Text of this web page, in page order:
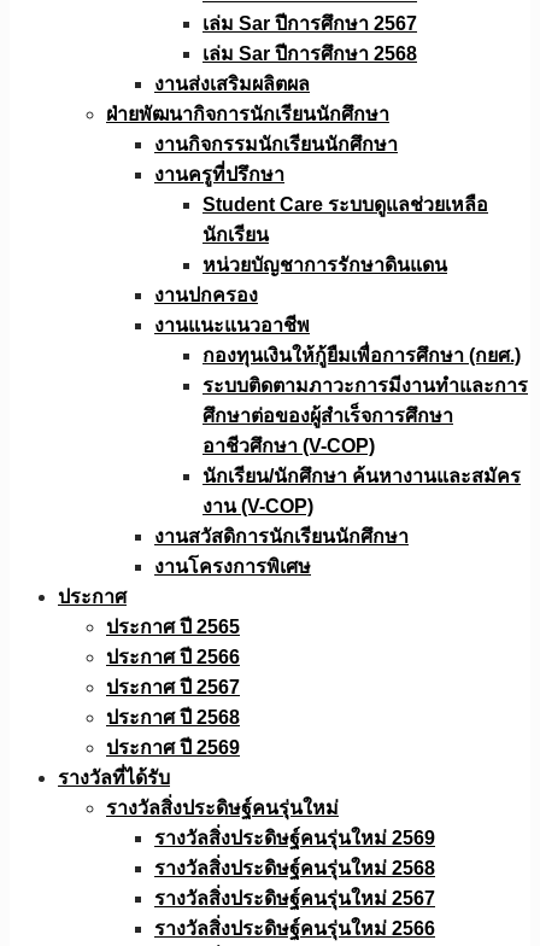
เล่ม Sar ปีการศึกษา 2567
เล่ม Sar ปีการศึกษา 2568
งานส่งเสริมผลิตผล
ฝ่ายพัฒนากิจการนักเรียนนักศึกษา
งานกิจกรรมนักเรียนนักศึกษา
งานครูที่ปรึกษา
Student Care ระบบดูแลช่วยเหลือ
นักเรียน
หน่วยบัญชาการรักษาดินแดน
งานปกครอง
งานแนะแนวอาชีพ
กองทุนเงินให้กู้ยืมเพื่อการศึกษา (กยศ.)
ระบบติดตามภาวะการมีงานทำและการ
ศึกษาต่อของผู้สำเร็จการศึกษา
อาชีวศึกษา (V-COP)
นักเรียน/นักศึกษา ค้นหางานและสมัคร
งาน (V-COP)
งานสวัสดิการนักเรียนนักศึกษา
งานโครงการพิเศษ
ประกาศ
ประกาศ ปี 2565
ประกาศ ปี 2566
ประกาศ ปี 2567
ประกาศ ปี 2568
ประกาศ ปี 2569
รางวัลที่ได้รับ
รางวัลสิ่งประดิษฐ์คนรุ่นใหม่
รางวัลสิ่งประดิษฐ์คนรุ่นใหม่ 2569
รางวัลสิ่งประดิษฐ์คนรุ่นใหม่ 2568
รางวัลสิ่งประดิษฐ์คนรุ่นใหม่ 2567
รางวัลสิ่งประดิษฐ์คนรุ่นใหม่ 2566